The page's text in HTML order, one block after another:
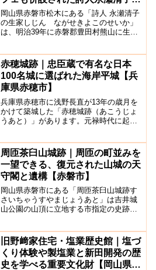
ギャラリー【赤磐市】
岡山県赤磐市松木にある「詩人 永瀬清子
の生家しじん ながせきよこのせいか」
は、明治39年に赤磐郡豊田村熊山に生ま
は、日本の詩壇において 女性詩人の先駆
者 であり、モダニズ...
赤穂城跡｜忠臣蔵で有名な日本
100名城に選ばれた海岸平城【兵
庫県赤穂市】
兵庫県赤穂市に浅野長直が13年の歳月を
かけて築城した「赤穂城跡（あこうじょ
うあと）」があります。元禄時代に起き
した城主です。1648年より時間をかけて
造られた赤穂城跡は...
周匝茶臼山城跡｜周匝の町並みを
一望できる、復元された山城の天
守閣と遺構【赤磐市】
岡山県赤磐市にある「周匝茶臼山城跡す
さいちゃうすやまじょうあと」は吉井城
山公園の山頂に立地する市指定の史跡で
家臣である笹部勘次郎が築城したと言わ
れています。1579年の...
旧野﨑家住宅・塩業歴史館｜塩づ
くり体験や製塩業と新田開発の歴
史を学べる重要文化財【岡山県倉